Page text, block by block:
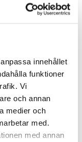
innehållet
funktioner
Vi
och annan
medier och
med.
med annan
kr
269 kr
Köp